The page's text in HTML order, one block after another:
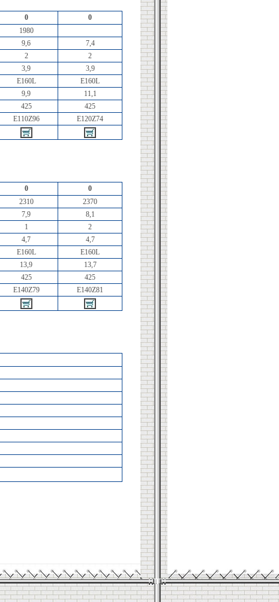
0
0
1980
9,6
7,4
2
2
3,9
3,9
E160L
E160L
9,9
11,1
425
425
E110Z96
E120Z74
0
0
2310
2370
7,9
8,1
1
2
4,7
4,7
E160L
E160L
13,9
13,7
425
425
E140Z79
E140Z81